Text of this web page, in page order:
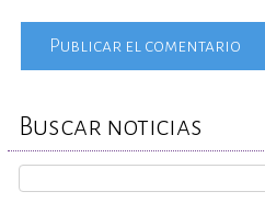
Buscar noticias